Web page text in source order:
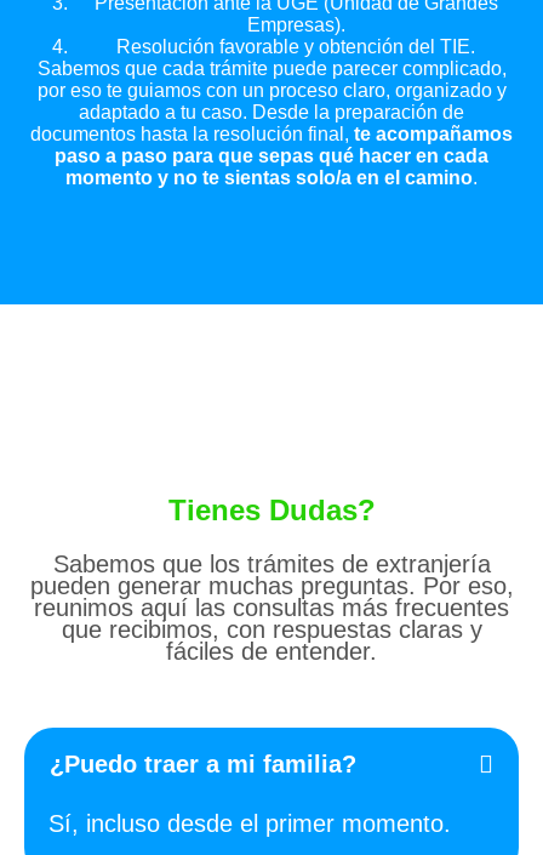
Empresas).
Resolución favorable y obtención del TIE.
Sabemos que cada trámite puede parecer complicado,
por eso te guiamos con un proceso claro, organizado y
adaptado a tu caso. Desde la preparación de
documentos hasta la resolución final, te acompañamos
paso a paso para que sepas qué hacer en cada
momento y no te sientas solo/a en el camino.
Tienes Dudas?
Sabemos que los trámites de extranjería
pueden generar muchas preguntas. Por eso,
reunimos aquí las consultas más frecuentes
que recibimos, con respuestas claras y
fáciles de entender.
¿Puedo traer a mi familia?
Sí, incluso desde el primer momento.